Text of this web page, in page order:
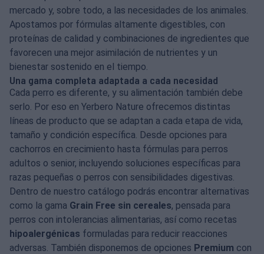
mercado y, sobre todo, a las necesidades de los animales.
Apostamos por fórmulas altamente digestibles, con
proteínas de calidad y combinaciones de ingredientes que
favorecen una mejor asimilación de nutrientes y un
bienestar sostenido en el tiempo.
Una gama completa adaptada a cada necesidad
Cada perro es diferente, y su alimentación también debe
serlo. Por eso en Yerbero Nature ofrecemos distintas
líneas de producto que se adaptan a cada etapa de vida,
tamaño y condición específica. Desde opciones para
cachorros en crecimiento hasta fórmulas para perros
adultos o senior, incluyendo soluciones específicas para
razas pequeñas o perros con sensibilidades digestivas.
Dentro de nuestro catálogo podrás encontrar alternativas
como la gama Grain Free sin cereales, pensada para
perros con intolerancias alimentarias, así como recetas
hipoalergénicas formuladas para reducir reacciones
adversas. También disponemos de opciones Premium con